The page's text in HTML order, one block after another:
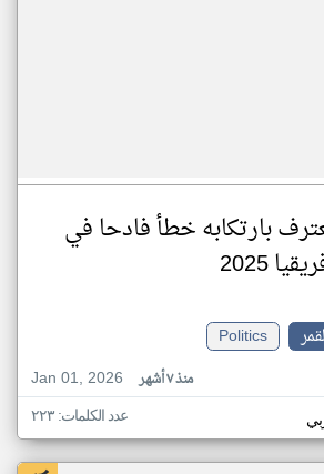
بارتكابه خطأ فادحا في
2025
Politics
Jan 01, 2026
منذ ٧ أشهر
عدد الكلمات: ٢٢٣